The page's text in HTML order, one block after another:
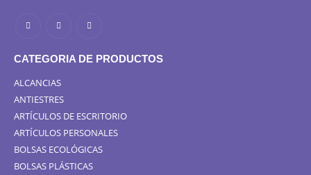
CATEGORIA DE PRODUCTOS
ALCANCIAS
ANTIESTRES
ARTÍCULOS DE ESCRITORIO
ARTÍCULOS PERSONALES
BOLSAS ECOLÓGICAS
BOLSAS PLÁSTICAS